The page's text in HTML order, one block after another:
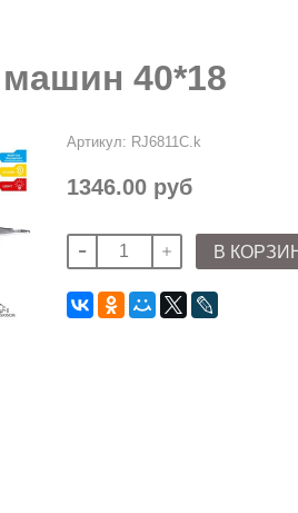
40*18
Артикул: RJ6811C.k
1346.00 руб
В